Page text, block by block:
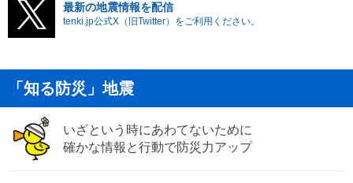
最新の地震情報を配信
tenki.jp公式X（旧Twitter）をご利用ください。
「知る防災」地震
いざという時にあわてないために
確かな情報と行動で防災力アップ